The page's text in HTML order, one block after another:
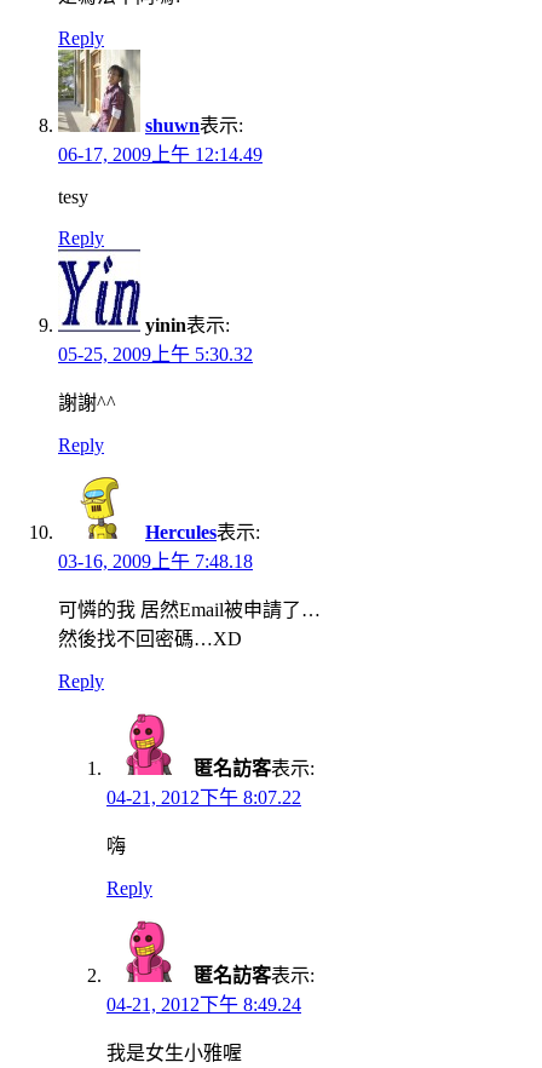
Reply
shuwn表示:
06-17, 2009上午 12:14.49
tesy
Reply
yinin表示:
05-25, 2009上午 5:30.32
謝謝^^
Reply
Hercules表示:
03-16, 2009上午 7:48.18
可憐的我 居然Email被申請了…
然後找不回密碼…XD
Reply
匿名訪客表示:
04-21, 2012下午 8:07.22
嗨
Reply
匿名訪客表示:
04-21, 2012下午 8:49.24
我是女生小雅喔